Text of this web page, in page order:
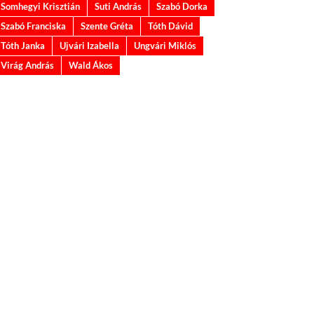
Somhegyi Krisztián
Suti András
Szabó Dorka
Szabó Franciska
Szente Gréta
Tóth Dávid
Tóth Janka
Ujvári Izabella
Ungvári Miklós
Virág András
Wald Ákos